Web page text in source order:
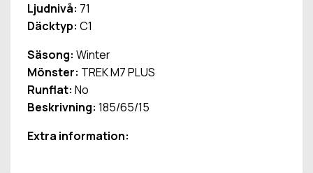
Ljudnivå: 71
Däcktyp: C1
Säsong: Winter
Mönster: TREK M7 PLUS
Runflat: No
Beskrivning: 185/65/15
Extra information: